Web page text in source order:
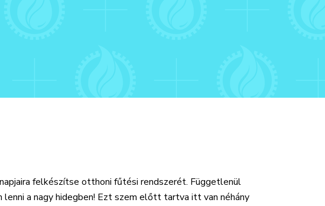
felkészítse otthoni fűtési rendszerét. Függetlenül
a nagy hidegben! Ezt szem előtt tartva itt van néhány